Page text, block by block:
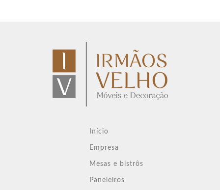
Início
Empresa
Mesas e bistrôs
Paneleiros